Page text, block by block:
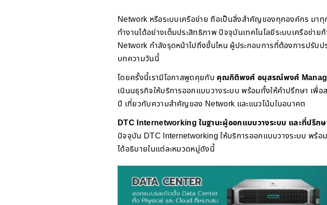
Network หรือระบบเครือข่าย ถือเป็นสิ่งสำคัญของทุกองค์กร มา
ทำงานได้อย่างเต็มประสิทธิภาพ ปัจจุบันเทคโนโลยีระบบเครือข่
Network กำลังรุดหน้าไปถึงขั้นไหน ผู้ประกอบการที่ต้องการปรับ
บทความวันนี้
โดยครั้งนี้เรามีโอกาสพูดคุยกับ คุณกิติพงศ์ อนุสรณ์พงศ์
เนินนธุรกิจให้บริการออกแบบวางระบบ พร้อมทั้งให้คำปรึกษา เพื่
ปี เกี่ยวกับความสำคัญของ Network และแนวโน้มในอนาคต
DTC Internetworking ในฐานะผู้ออกแบบวางระบบ และที่ปรึกษ
ปัจจุบัน DTC Internetworking ให้บริการออกแบบวางระบบ พ
ได้อธิบายในแต่ละหมวดหมู่ดังนี้